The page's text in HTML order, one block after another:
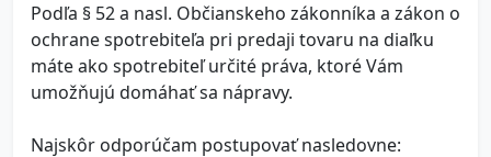
Podľa § 52 a nasl. Občianskeho zákonníka a zákon o
ochrane spotrebiteľa pri predaji tovaru na diaľku
máte ako spotrebiteľ určité práva, ktoré Vám
umožňujú domáhať sa nápravy.
Najskôr odporúčam postupovať nasledovne: